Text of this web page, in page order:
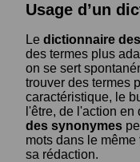
Usage d’un
Le dictionnaire
des termes plus
on se sert
trouver des termes
caractéristique, le
l'être, de l'action
des synonymes
mots dans le même
sa rédaction.